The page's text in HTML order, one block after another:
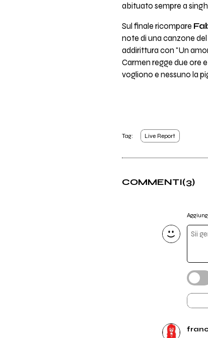
abituato sempre a
Sul finale ricompare
note di una canzone
addirittura con "Un
Carmen regge due ore
vogliono e nessuno la
Tag: Live Report
COMMENTI(3)